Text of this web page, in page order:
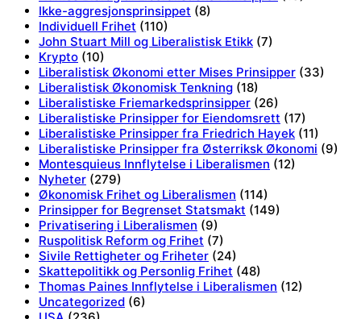
Ikke-aggresjonsprinsippet (8)
Individuell Frihet (110)
John Stuart Mill og Liberalistisk Etikk (7)
Krypto (10)
Liberalistisk Økonomi etter Mises Prinsipper (33)
Liberalistisk Økonomisk Tenkning (18)
Liberalistiske Friemarkedsprinsipper (26)
Liberalistiske Prinsipper for Eiendomsrett (17)
Liberalistiske Prinsipper fra Friedrich Hayek (11)
Liberalistiske Prinsipper fra Østerriksk Økonomi (9)
Montesquieus Innflytelse i Liberalismen (12)
Nyheter (279)
Økonomisk Frihet og Liberalismen (114)
Prinsipper for Begrenset Statsmakt (149)
Privatisering i Liberalismen (9)
Ruspolitisk Reform og Frihet (7)
Sivile Rettigheter og Friheter (24)
Skattepolitikk og Personlig Frihet (48)
Thomas Paines Innflytelse i Liberalismen (12)
Uncategorized (6)